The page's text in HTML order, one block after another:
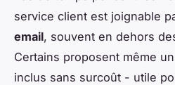
service client est joignable
email, souvent en dehors
Certains proposent même
inclus sans surcoût - utile